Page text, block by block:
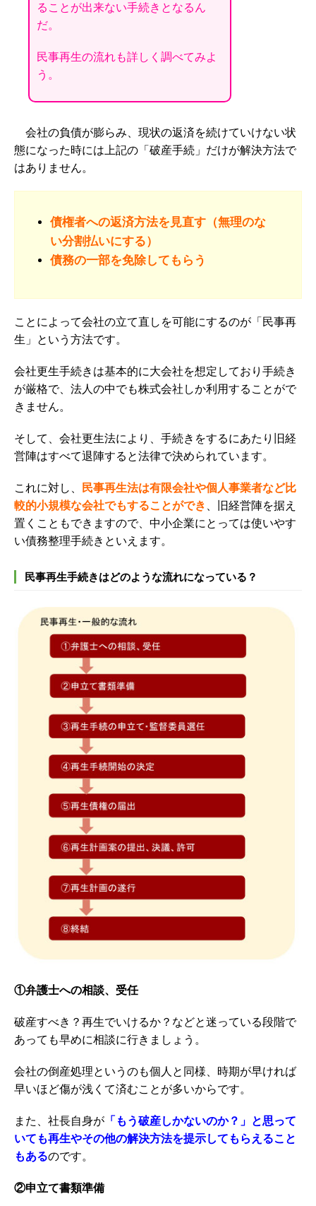
ることが出来ない手続きとなるん
だ。
民事再生の流れも詳しく調べてみよ
う。
会社の負債が膨らみ、現状の返済を続けていけない状
態になった時には上記の「破産手続」だけが解決方法で
はありません。
債権者への返済方法を見直す（無理のな
い分割払いにする）
債務の一部を免除してもらう
ことによって会社の立て直しを可能にするのが「民事再
生」という方法です。
会社更生手続きは基本的に大会社を想定しており手続き
が厳格で、法人の中でも株式会社しか利用することがで
きません。
そして、 会社更生法により、 手続きをするにあたり旧経
営陣はすべて退陣すると法律で決められています。
これに対し、
民事再生法は有限会社や個人事業者など比
較的小規模な会社でもすることができ
旧経営陣を据え
置くこともできますので、中小企業にとっては使いやす
い債務整理手続きといえます。
民事再生手続きはどのような流れになっている？
①弁護士への相談、受任
破産すべき？再生でいけるか？などと迷っている段階で
あっても早めに相談に行きましょう。
会社の倒産処理というのも個人と同様、時期が早ければ
早いほど傷が浅くて済むことが多いからです。
また、社長自身が 「もう破産しかないのか？」と思って
いても再生やその他の解決方法を提示してもらえること
もあるのです。
②申立て書類準備